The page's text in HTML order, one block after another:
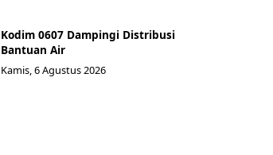
Kodim 0607 Dampingi Distribusi
Bantuan Air
Kamis, 6 Agustus 2026